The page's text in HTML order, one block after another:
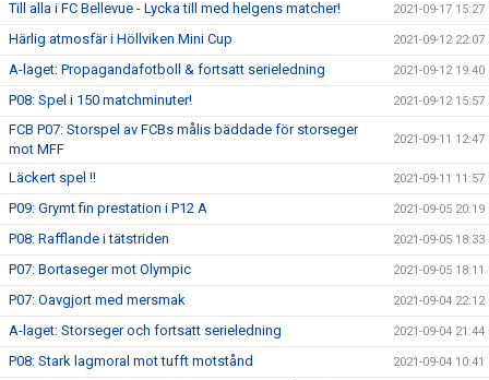
Till alla i FC Bellevue - Lycka till med helgens matcher! 2021-09-17 15:27
Härlig atmosfär i Höllviken Mini Cup 2021-09-12 22:07
A-laget: Propagandafotboll & fortsatt serieledning 2021-09-12 19:40
P08: Spel i 150 matchminuter! 2021-09-12 15:57
FCB P07: Storspel av FCBs målis bäddade för storseger
mot MFF
2021-09-11 12:47
Läckert spel !! 2021-09-11 11:57
P09: Grymt fin prestation i P12 A 2021-09-05 20:19
P08: Rafflande i tätstriden 2021-09-05 18:33
P07: Bortaseger mot Olympic 2021-09-05 18:11
P07: Oavgjort med mersmak 2021-09-04 22:12
A-laget: Storseger och fortsatt serieledning 2021-09-04 21:44
P08: Stark lagmoral mot tufft motstånd 2021-09-04 10:41